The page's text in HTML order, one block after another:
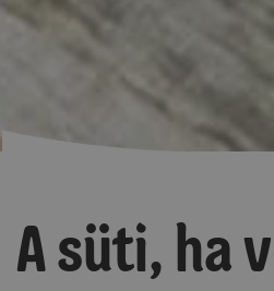
A süti, ha